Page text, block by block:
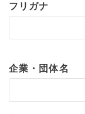
フリガナ
企業・団体名